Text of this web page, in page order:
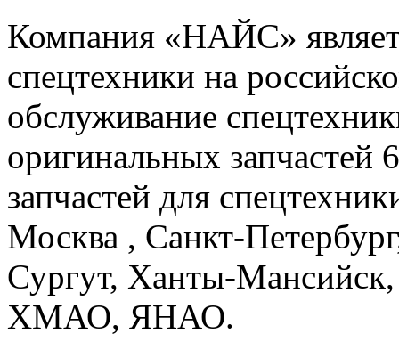
Компания «НАЙС»
спецтехники на
обслуживание
оригинальных
запчастей для
Москва , Санкт-
Сургут, Ханты-
ХМАО, ЯНАО.